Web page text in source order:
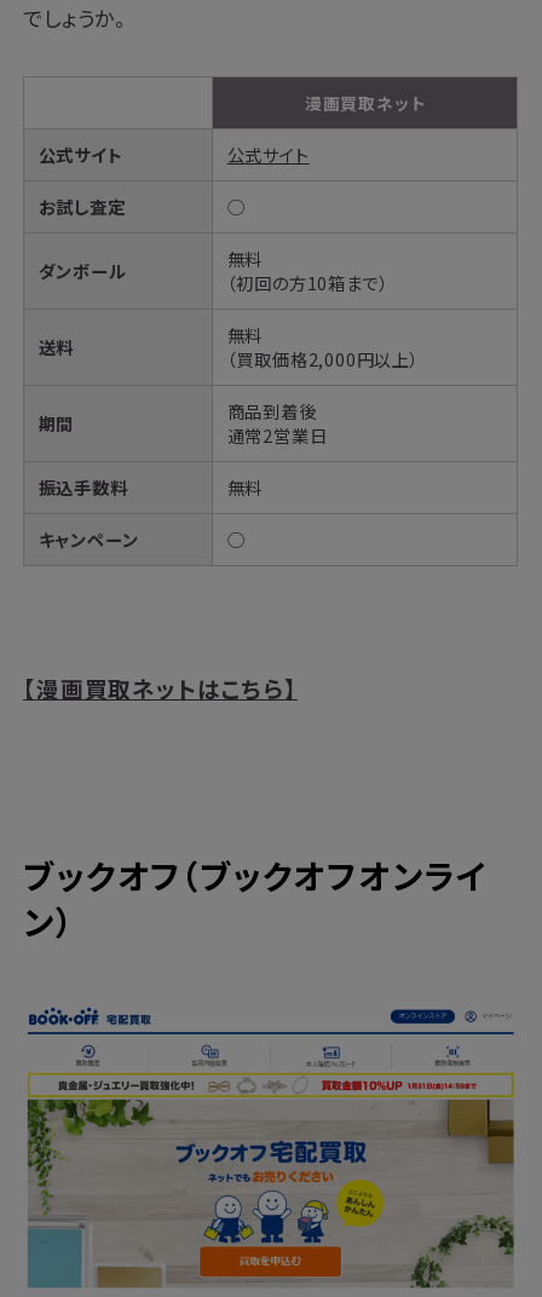
でしょうか。
漫画買取ネット
公式サイト 公式サイト
お試し査定 ◯
ダンボール
無料
（初回の方10箱まで）
送料
無料
（買取価格2,000円以上）
期間
商品到着後
通常2営業日
振込手数料 無料
キャンペーン ◯
【漫画買取ネットはこちら】
ブックオフ（ブックオフオンライ
ン）